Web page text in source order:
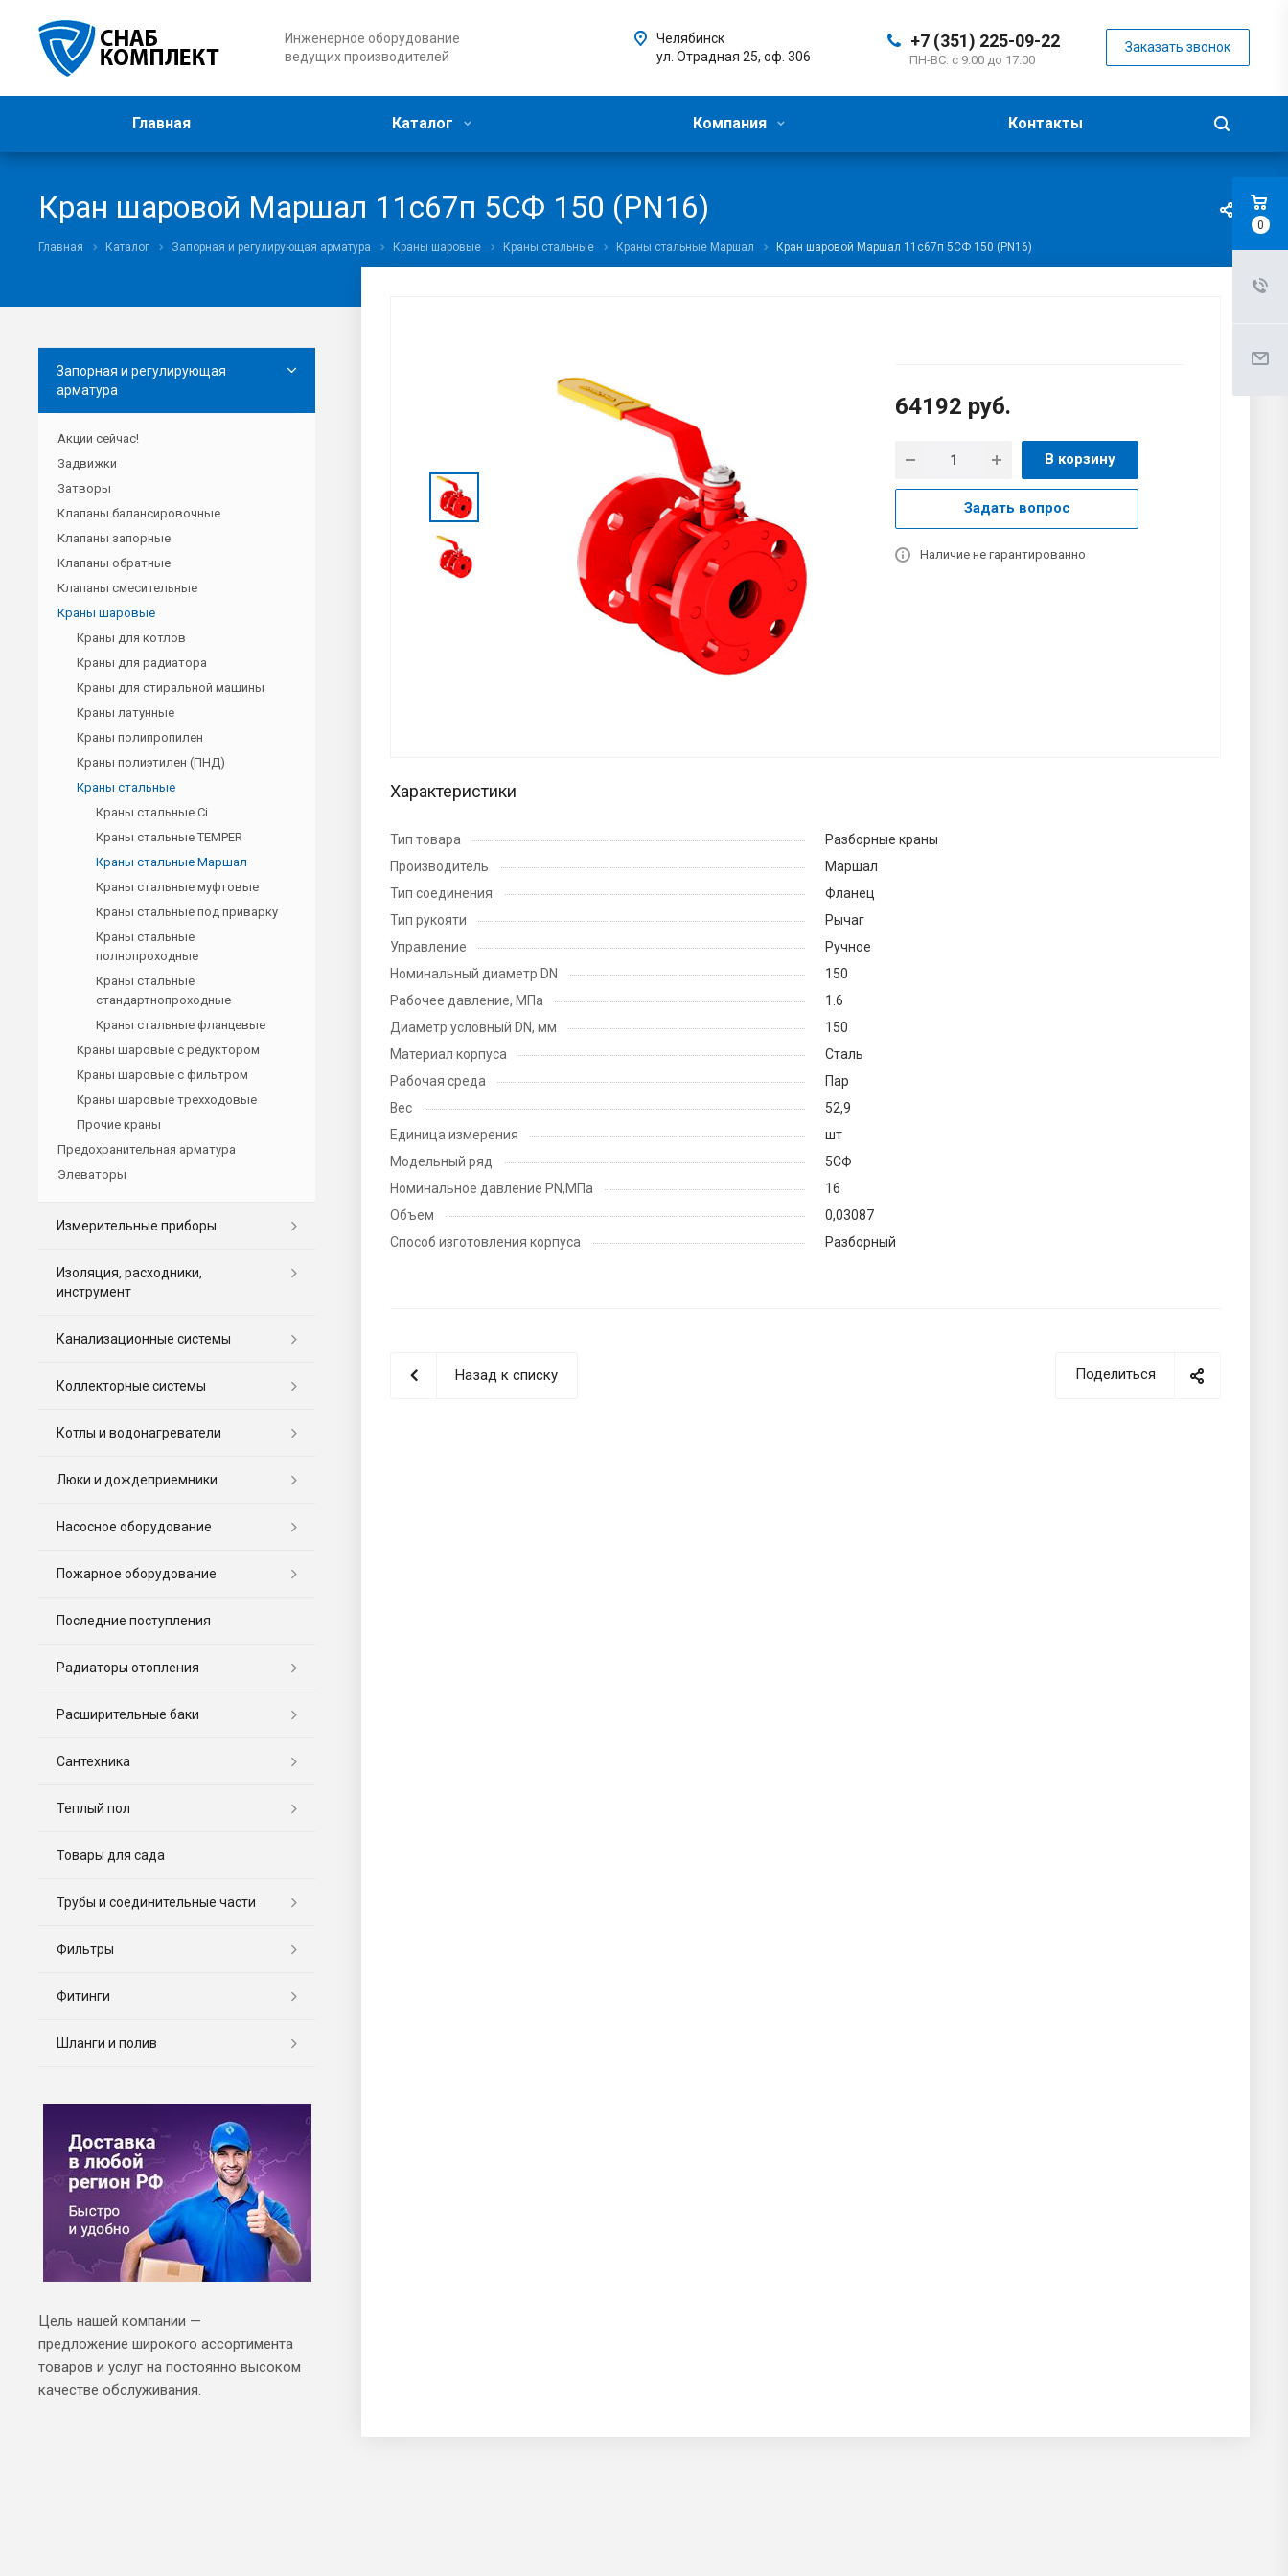
Инженерное оборудование
ведущих производителей
+7 (351) 225-09-22
ПН-ВС: с 9:00 до 17:00
Заказать звонок
Челябинск
ул. Отрадная 25, оф. 306
Главная Каталог Компания Контакты
Кран шаровой Маршал 11с67п 5СФ 150 (PN16)
Главная Каталог Запорная и регулирующая арматура Краны шаровые Краны стальные Краны стальные Маршал Кран шаровой Маршал 11с67п 5СФ 150 (PN16)
64192 руб.
В корзину
Задать вопрос
Наличие не гарантированно
Характеристики
Тип товара
Разборные краны
Производитель
Маршал
Тип соединения
Фланец
Тип рукояти
Рычаг
Управление
Ручное
Номинальный диаметр DN
150
Рабочее давление, МПа
1.6
Диаметр условный DN, мм
150
Материал корпуса
Сталь
Рабочая среда
Пар
Вес
52,9
Единица измерения
шт
Модельный ряд
5СФ
Номинальное давление PN,МПа
16
Объем
0,03087
Способ изготовления корпуса
Разборный
Поделиться
Назад к списку
Запорная и регулирующая
арматура
Акции сейчас!
Задвижки
Затворы
Клапаны балансировочные
Клапаны запорные
Клапаны обратные
Клапаны смесительные
Краны шаровые
Краны для котлов
Краны для радиатора
Краны для стиральной машины
Краны латунные
Краны полипропилен
Краны полиэтилен (ПНД)
Краны стальные
Краны стальные Ci
Краны стальные TEMPER
Краны стальные Маршал
Краны стальные муфтовые
Краны стальные под приварку
Краны стальные
полнопроходные
Краны стальные
стандартнопроходные
Краны стальные фланцевые
Краны шаровые с редуктором
Краны шаровые с фильтром
Краны шаровые трехходовые
Прочие краны
Предохранительная арматура
Элеваторы
Измерительные приборы
Изоляция, расходники,
инструмент
Канализационные системы
Коллекторные системы
Котлы и водонагреватели
Люки и дождеприемники
Насосное оборудование
Пожарное оборудование
Последние поступления
Радиаторы отопления
Расширительные баки
Сантехника
Теплый пол
Товары для сада
Трубы и соединительные части
Фильтры
Фитинги
Шланги и полив
Цель нашей компании —
предложение широкого ассортимента
товаров и услуг на постоянно высоком
качестве обслуживания.
0